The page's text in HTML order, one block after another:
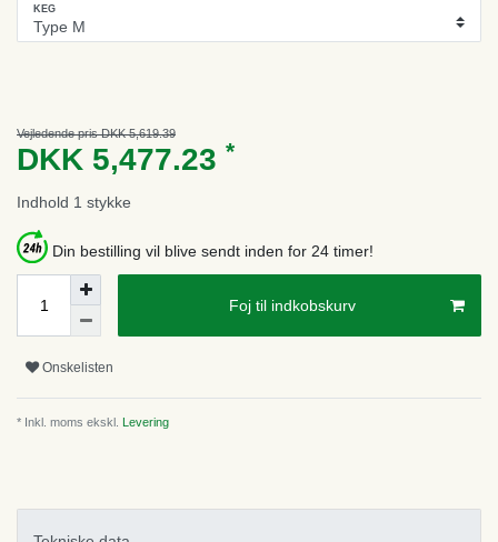
KEG
Vejledende pris DKK 5,619.39
DKK 5,477.23 *
Indhold 1 stykke
Din bestilling vil blive sendt inden for 24 timer!
Foj til indkobskurv
Onskelisten
* Inkl. moms ekskl. Levering